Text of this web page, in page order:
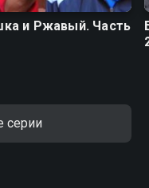
и Ржавый. Часть
серии